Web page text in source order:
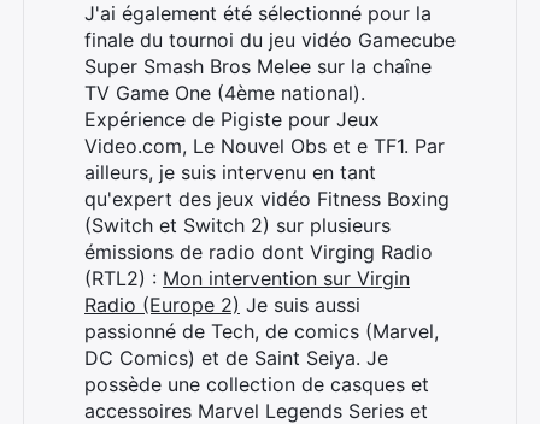
J'ai également été sélectionné pour la
finale du tournoi du jeu vidéo Gamecube
Super Smash Bros Melee sur la chaîne
TV Game One (4ème national).
Expérience de Pigiste pour Jeux
Video.com, Le Nouvel Obs et e TF1. Par
ailleurs, je suis intervenu en tant
qu'expert des jeux vidéo Fitness Boxing
(Switch et Switch 2) sur plusieurs
émissions de radio dont Virging Radio
(RTL2) : Mon intervention sur Virgin
Radio (Europe 2) Je suis aussi
passionné de Tech, de comics (Marvel,
DC Comics) et de Saint Seiya. Je
possède une collection de casques et
accessoires Marvel Legends Series et